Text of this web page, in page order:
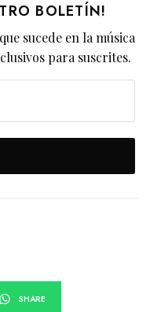
BOLETÍN!
sucede en la música
para suscrites.
SHARE